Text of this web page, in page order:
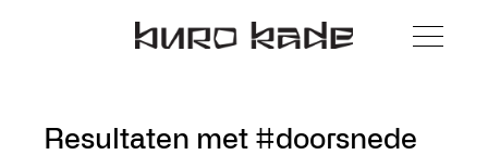
Resultaten met #doorsnede